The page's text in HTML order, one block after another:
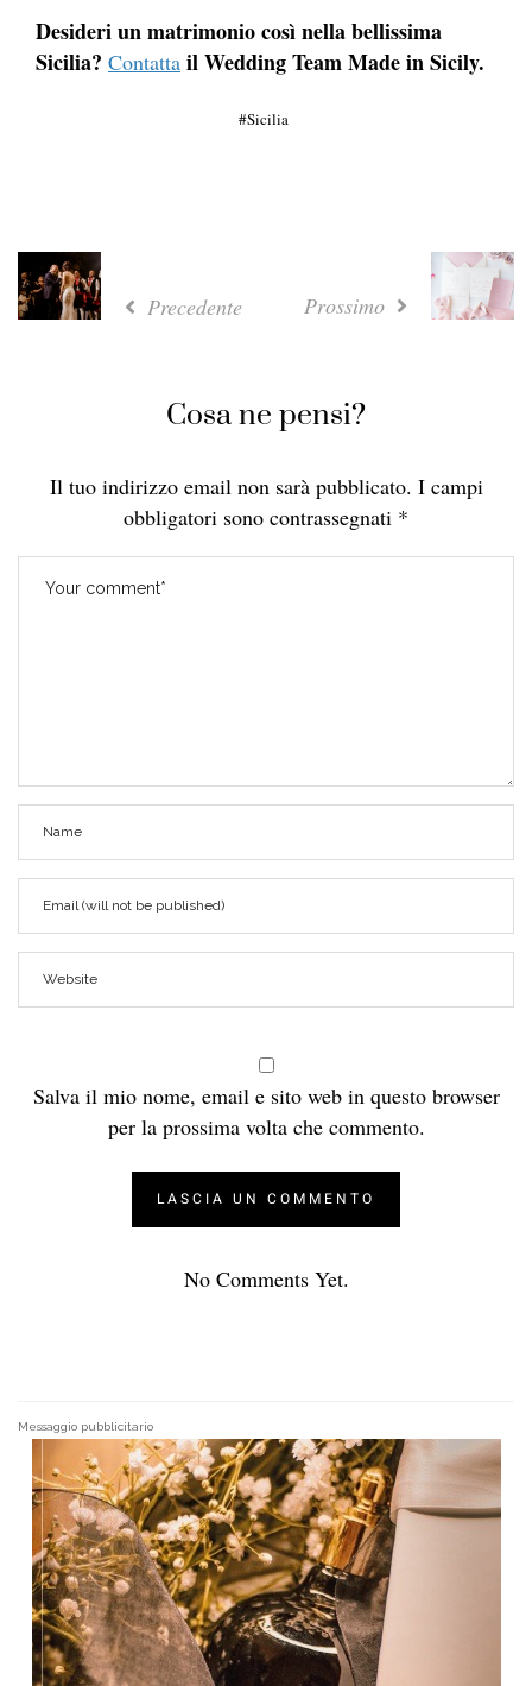
Desideri un matrimonio così nella bellissima
Sicilia? Contatta il Wedding Team Made in Sicily.
Sicilia
Precedente Prossimo
Cosa ne pensi?
Il tuo indirizzo email non sarà pubblicato. I campi
obbligatori sono contrassegnati *
Salva il mio nome, email e sito web in questo browser
per la prossima volta che commento.
No Comments Yet.
Messaggio pubblicitario